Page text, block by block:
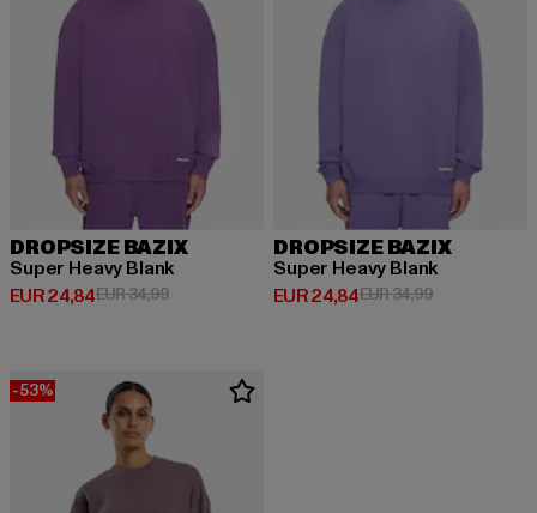
DROPSIZE BAZIX
Super Heavy Blank
EUR 24,84
Huidige prijs: EUR 24,84
EUR 34,99Actieprijs: EUR 34,99
DROPSIZE BAZIX
Super Heavy Blank
EUR 24,84
Huidige prijs: EUR 24,84
EUR 34,99Actieprijs:
-53%